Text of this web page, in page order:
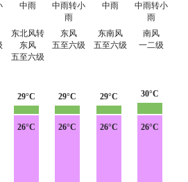
中雨
中雨转小
雨
中雨
中雨转小
雨
东北风转
东风
五至六级
东风
五至六级
东南风
五至六级
南风
一二级
29°C
26°C
29°C
26°C
29°C
26°C
30°C
26°C